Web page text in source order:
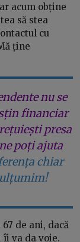
acum obține
să stea
cu
ține
nu se
financiar
presa
poți ajuta
chiar
de ani, dacă
îi va da voie.